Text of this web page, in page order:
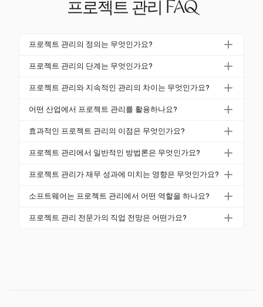
프로젝트 관리 FAQ
프로젝트 관리의 정의는 무엇인가요?
프로젝트 관리는 특정 제약 내에서 프로젝트 목표를 달
하는 것입니다. 이는 목표 지향적이며 일시적이며, 독
프로젝트 관리의 단계는 무엇인가요?
프로젝트 관리는 일반적으로 시작, 계획, 실행, 모니터
계는 프로젝트 성공에 필수적인 특정 활동을 포함합니
프로젝트 관리와 지속적인 관리의 차이는 무엇인가요?
프로젝트 관리는 일시적이며 정해진 시간 내에 독특한
관리는 시간이 지남에 따라 비즈니스를 유지하는 지속
어떤 산업에서 프로젝트 관리를 활용하나요?
프로젝트 관리는 IT, 건설, 의료, 금융 및 에너지 등 다양
에 맞게 방법론을 조정합니다.
효과적인 프로젝트 관리의 이점은 무엇인가요?
효과적인 프로젝트 관리는 효율성을 향상시키고 예산
정 낭비를 크게 줄이고 프로젝트 성공 가능성을 높입니
프로젝트 관리에서 일반적인 방법론은 무엇인가요?
일반적인 방법론으로는 애자일, 워터폴, 스크럼, 칸반
로젝트의 필요에 따라 선택되며, 애자일은 적응성과 점
프로젝트 관리가 재무 성과에 미치는 영향은 무엇인가요?
프로젝트 관리 관행을 구현하면 낭비와 비효율성을 줄
적으로 매 20초마다 100만 달러가 열악한 프로젝트 관
소프트웨어는 프로젝트 관리에서 어떤 역할을 하나요?
프로젝트 관리 소프트웨어는 계획, 실행 및 모니터링을
프로젝트 관리 전문가의 직업 전망은 어떤가요?